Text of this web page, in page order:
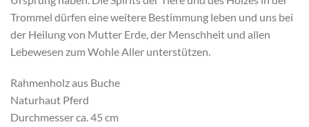
Trommel dürfen eine weitere Bestimmung leben und uns bei
der Heilung von Mutter Erde, der Menschheit und allen
Lebewesen zum Wohle Aller unterstützen.
Rahmenholz aus Buche
Naturhaut Pferd
Durchmesser ca. 45 cm